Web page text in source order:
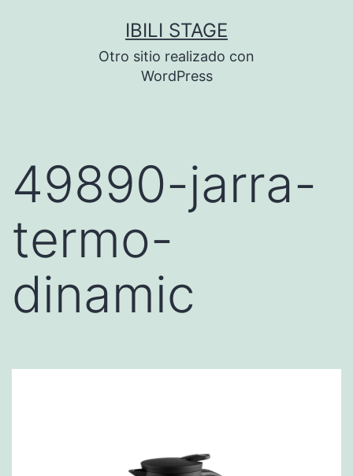
IBILI STAGE
Otro sitio realizado con
WordPress
49890-jarra-
termo-
dinamic